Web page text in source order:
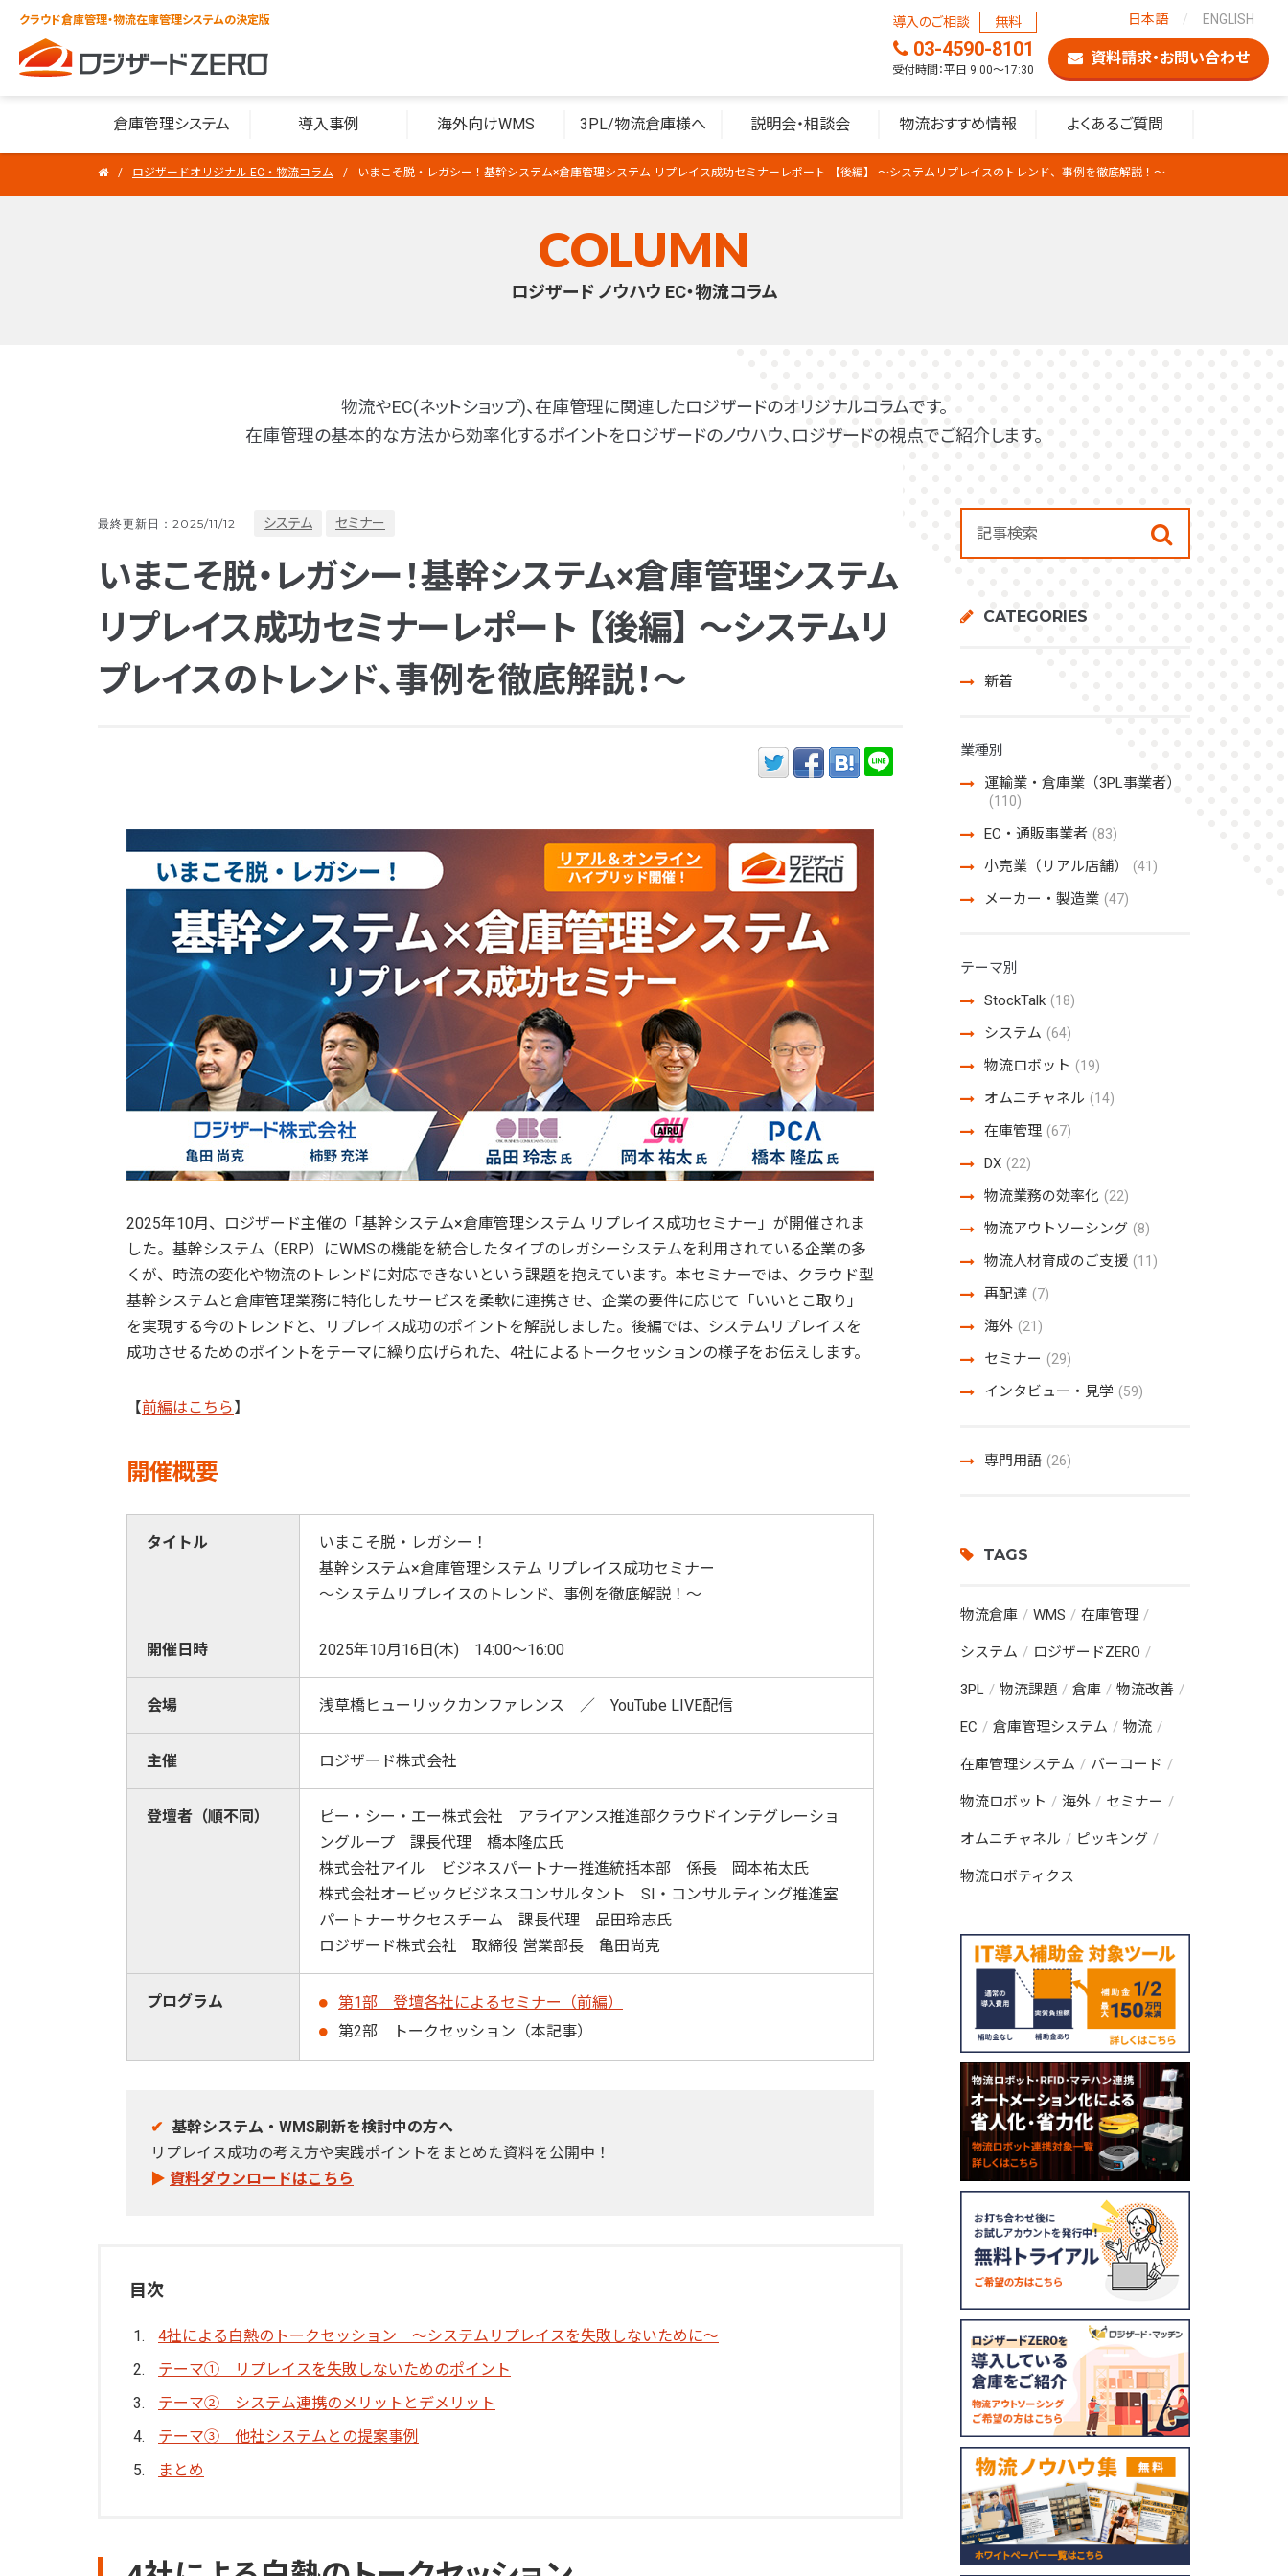
クラウド倉庫管理・物流在庫管理システムの決定版
倉庫管理システム 導入事例 海外向けWMS 3PL/物流倉庫様へ 説明会・相談会 物流おすすめ情報 よくあるご質問
日本語 ENGLISH
導入のご相談 無料
03-4590-8101
受付時間：平日 9:00〜17:30
資料請求・お問い合わせ
ロジザードオリジナル EC・物流コラム いまこそ脱・レガシー！基幹システム×倉庫管理システム リプレイス成功セミナーレポート 【後編】 ～システムリプレイスのトレンド、事例を徹底解説！～
COLUMN
ロジザード ノウハウ EC・物流コラム
物流やEC(ネットショップ)、在庫管理に関連したロジザードのオリジナルコラムです。
在庫管理の基本的な方法から効率化するポイントをロジザードのノウハウ、ロジザードの視点でご紹介します。
最終更新日：2025/11/12 システム セミナー
いまこそ脱・レガシー！基幹システム×倉庫管理システム
リプレイス成功セミナーレポート 【後編】 ～システムリ
プレイスのトレンド、事例を徹底解説！～
2025年10月、ロジザード主催の「基幹システム×倉庫管理システム リプレイス成功セミナー」が開催されま
した。基幹システム（ERP）にWMSの機能を統合したタイプのレガシーシステムを利用されている企業の多
くが、時流の変化や物流のトレンドに対応できないという課題を抱えています。本セミナーでは、クラウド型
基幹システムと倉庫管理業務に特化したサービスを柔軟に連携させ、企業の要件に応じて「いいとこ取り」
を実現する今のトレンドと、リプレイス成功のポイントを解説しました。後編では、システムリプレイスを
成功させるためのポイントをテーマに繰り広げられた、4社によるトークセッションの様子をお伝えします。
【前編はこちら】
開催概要
タイトル
いまこそ脱・レガシー！
基幹システム×倉庫管理システム リプレイス成功セミナー
～システムリプレイスのトレンド、事例を徹底解説！～
開催日時 2025年10月16日(木) 14:00～16:00
会場 浅草橋ヒューリックカンファレンス ／ YouTube LIVE配信
主催 ロジザード株式会社
登壇者（順不同）
ピー・シー・エー株式会社 アライアンス推進部クラウドインテグレーショ
ングループ 課長代理 橋本隆広氏
株式会社アイル ビジネスパートナー推進統括本部 係長 岡本祐太氏
株式会社オービックビジネスコンサルタント SI・コンサルティング推進室
パートナーサクセスチーム 課長代理 品田玲志氏
ロジザード株式会社 取締役 営業部長 亀田尚克
プログラム
第1部 登壇各社によるセミナー（前編）
第2部 トークセッション（本記事）
基幹システム・WMS刷新を検討中の方へ
リプレイス成功の考え方や実践ポイントをまとめた資料を公開中！
▶ 資料ダウンロードはこちら
目次
4社による白熱のトークセッション ～システムリプレイスを失敗しないために～
テーマ① リプレイスを失敗しないためのポイント
テーマ② システム連携のメリットとデメリット
テーマ③ 他社システムとの提案事例
まとめ
CATEGORIES
新着
業種別
運輸業・倉庫業（3PL事業者）
(110)
EC・通販事業者 (83)
小売業（リアル店舗） (41)
メーカー・製造業 (47)
テーマ別
StockTalk (18)
システム (64)
物流ロボット (19)
オムニチャネル (14)
在庫管理 (67)
DX (22)
物流業務の効率化 (22)
物流アウトソーシング (8)
物流人材育成のご支援 (11)
再配達 (7)
海外 (21)
セミナー (29)
インタビュー・見学 (59)
専門用語 (26)
TAGS
物流倉庫 WMS 在庫管理
システム ロジザードZERO
3PL 物流課題 倉庫 物流改善
EC 倉庫管理システム 物流
在庫管理システム バーコード
物流ロボット 海外 セミナー
オムニチャネル ピッキング
物流ロボティクス